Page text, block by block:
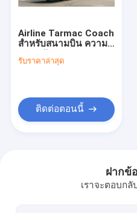
Airline Tarmac Coach
สำหรับสนามบิน ความ
รับราคาล่าสุด
ติดต่อตอนนี้
ฝากข้
เราจะตอบกลั